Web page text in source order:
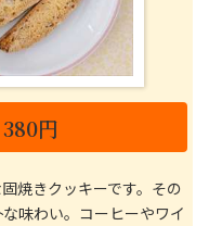
円
焼きクッキーです。その
味わい。コーヒーやワイ